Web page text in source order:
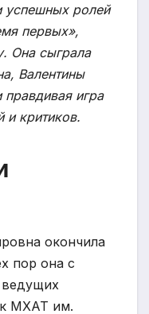
успешных ролей
первых»,
Она сыграла
Валентины
правдивая игра
и критиков.
окончила
пор она с
ведущих
МХАТ им.